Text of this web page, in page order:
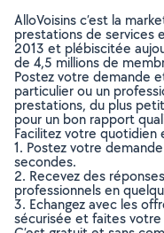
AlloVoisins c’est la
prestations de services
2013 et plébiscitée
de 4,5 millions de
Postez votre demande
particulier ou un
prestations, du plus
pour un bon rapport
Facilitez votre quotidien
1. Postez votre
secondes.
2. Recevez des
professionnels en
3. Echangez avec les
sécurisée et faites votre